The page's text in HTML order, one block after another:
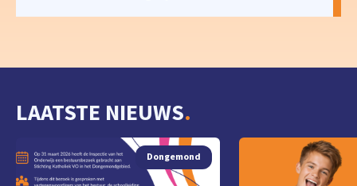
LAATSTE NIEUWS.
Dongemond